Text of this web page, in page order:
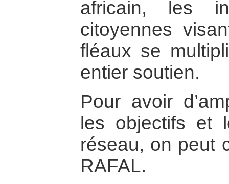
africain, les
citoyennes
fléaux se
entier soutien.
Pour avoir
les objectifs et
réseau, on peut
RAFAL.